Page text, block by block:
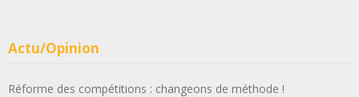
Actu/Opinion
Réforme des compétitions : changeons de méthode !